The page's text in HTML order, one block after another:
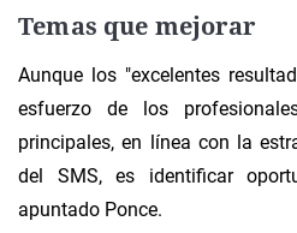
Temas que mejorar
Aunque los "excelentes
esfuerzo de los
principales, en línea con la
del SMS, es identificar
apuntado Ponce.